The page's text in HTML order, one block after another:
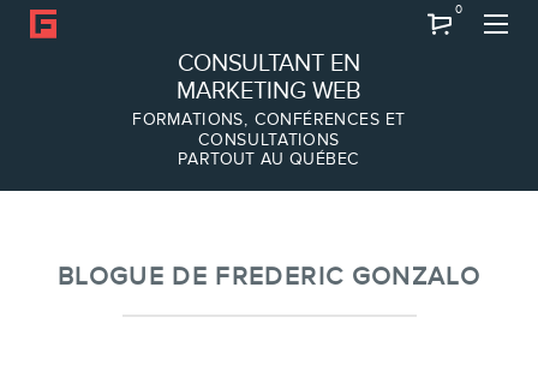
CONSULTANT EN
MARKETING WEB
FORMATIONS, CONFÉRENCES ET
CONSULTATIONS
PARTOUT AU QUÉBEC
0
À PROPOS
Équipe
BLOGUE DE FREDERIC GONZALO